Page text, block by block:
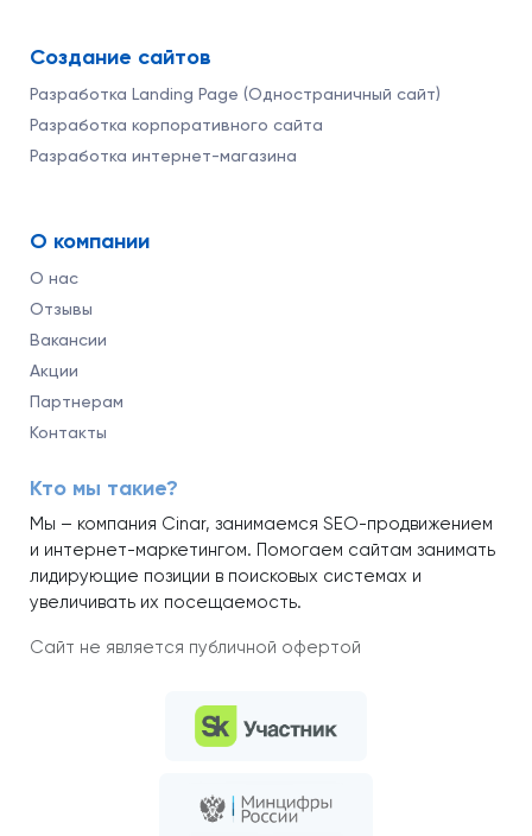
Создание сайтов
Разработка Landing Page (Одностраничный сайт)
Разработка корпоративного сайта
Разработка интернет-магазина
О компании
О нас
Отзывы
Вакансии
Акции
Партнерам
Контакты
Кто мы такие?
Мы – компания Cinar, занимаемся SEO-продвижением
и интернет-маркетингом. Помогаем сайтам занимать
лидирующие позиции в поисковых системах и
увеличивать их посещаемость.
Сайт не является публичной офертой